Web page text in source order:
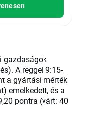
gazdaságok
A reggel 9:15-
a gyártási mérték
emelkedett, és a
pontra (várt: 40